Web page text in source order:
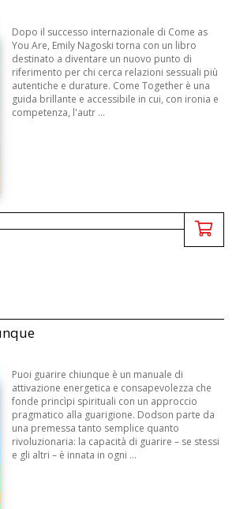
Dopo il successo internazionale di Come as
You Are, Emily Nagoski torna con un libro
destinato a diventare un nuovo punto di
riferimento per chi cerca relazioni sessuali più
autentiche e durature. Come Together è una
guida brillante e accessibile in cui, con ironia e
competenza, l'autr ...
Puoi guarire chiunque è un manuale di
attivazione energetica e consapevolezza che
fonde princìpi spirituali con un approccio
pragmatico alla guarigione. Dodson parte da
una premessa tanto semplice quanto
rivoluzionaria: la capacità di guarire – se stessi
e gli altri – è innata in ogni ...